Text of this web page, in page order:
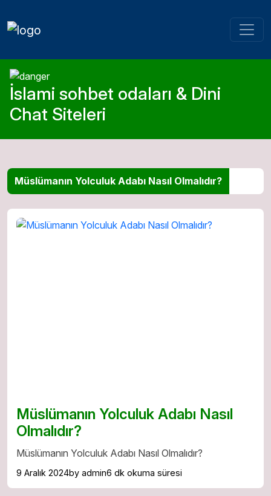
İslami sohbet odaları & Dini
Chat Siteleri
Müslümanın Yolculuk Adabı Nasıl Olmalıdır?
Müslümanın Yolculuk Adabı Nasıl
Olmalıdır?
Müslümanın Yolculuk Adabı Nasıl Olmalıdır?
9 Aralık 2024by admin6 dk okuma süresi